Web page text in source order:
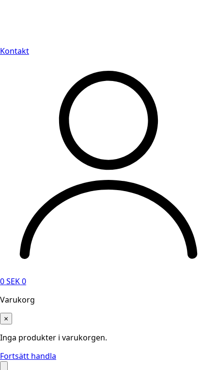
Kontakt
0SEK0
Varukorg
×
Inga produkter i varukorgen.
Fortsätt handla